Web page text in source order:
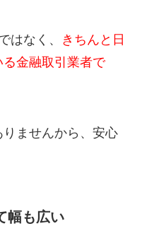
はなく、
きちんと日
金融取引業者で
ませんから、安心
幅も広い